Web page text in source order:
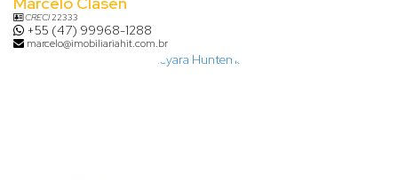
CRECI22333
+55 (47) 99968-1288
marcelo@imobiliariahit.com.br